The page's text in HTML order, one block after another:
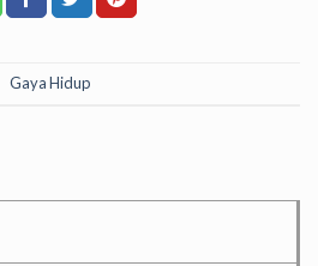
Gaya Hidup